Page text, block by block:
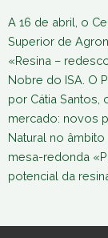
A 16 de abril, o
Superior de
«Resina –
Nobre do ISA. O
por Cátia Santos,
mercado: novos
Natural no
mesa-redonda
potencial da